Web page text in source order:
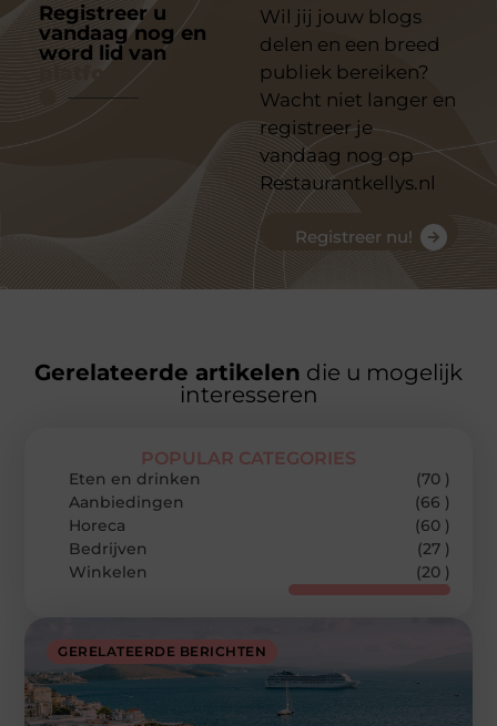
Registreer u
vandaag nog en
word lid van
platform
Wil jij jouw blogs
delen en een breed
publiek bereiken?
Wacht niet langer en
registreer je
vandaag nog op
Restaurantkellys.nl
Registreer nu!
Gerelateerde artikelen die u mogelijk
interesseren
GERELATEERDE BERICHTEN
POPULAR CATEGORIES
Eten en drinken
(70 )
Aanbiedingen
(66 )
Horeca
(60 )
Bedrijven
(27 )
Winkelen
(20 )